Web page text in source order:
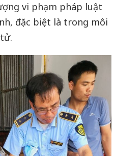
vi phạm pháp luật
đặc biệt là trong môi